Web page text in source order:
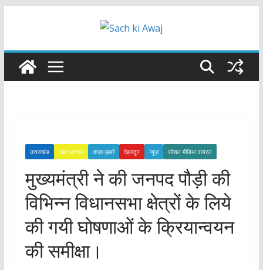
उत्तराखंड खबर हटकर ताज़ा ख़बरें देहरादून न्यूज़ सोशल मीडिया वायरल
मुख्यमंत्री ने की जनपद पौड़ी की
विभिन्न विधानसभा क्षेत्रों के लिये
की गयी घोषणाओं के क्रियान्वयन
की समीक्षा।